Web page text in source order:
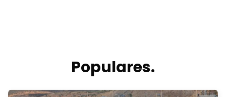
Populares.